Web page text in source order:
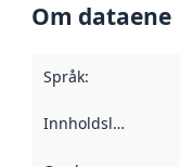
Om dataene
Språk:
Innholdsleverandører